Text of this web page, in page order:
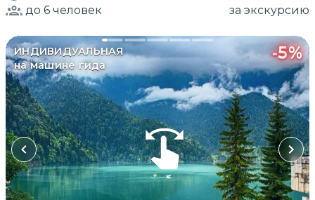
до 6 человек за экскурсию
ИНДИВИДУАЛЬНАЯ
на машине гида
-5%